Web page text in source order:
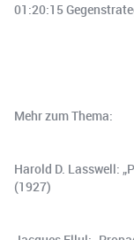
01:20:15
Mehr zum Thema:
Harold D. Lasswell:
(1927)